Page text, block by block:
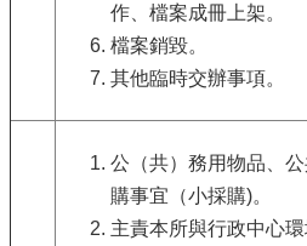
作、檔案成冊上架。
檔案銷毀。
其他臨時交辦事項。
公（共）務用物品、
購事宜（小採購)。
主責本所與行政中心